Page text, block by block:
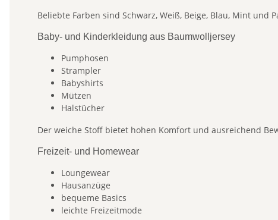
Beliebte Farben sind Schwarz, Weiß, Beige, Blau, Mint
Baby- und Kinderkleidung aus Baumwolljersey
Pumphosen
Strampler
Babyshirts
Mützen
Halstücher
Der weiche Stoff bietet hohen Komfort und ausreichend
Freizeit- und Homewear
Loungewear
Hausanzüge
bequeme Basics
leichte Freizeitmode